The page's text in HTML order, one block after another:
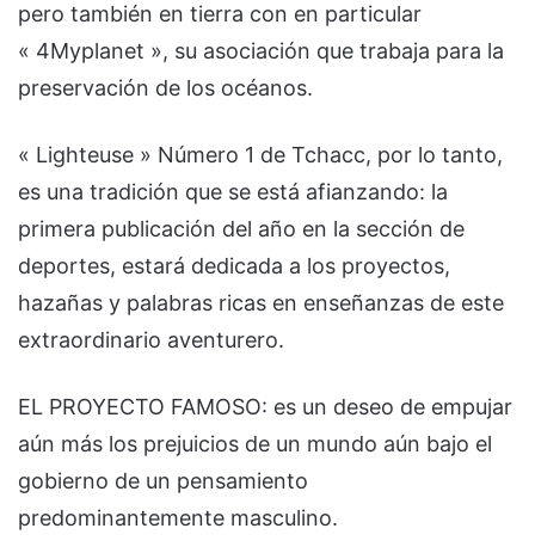
pero también en tierra con en particular
« 4Myplanet », su asociación que trabaja para la
preservación de los océanos.
« Lighteuse » Número 1 de Tchacc, por lo tanto,
es una tradición que se está afianzando: la
primera publicación del año en la sección de
deportes, estará dedicada a los proyectos,
hazañas y palabras ricas en enseñanzas de este
extraordinario aventurero.
EL PROYECTO FAMOSO: es un deseo de empujar
aún más los prejuicios de un mundo aún bajo el
gobierno de un pensamiento
predominantemente masculino.